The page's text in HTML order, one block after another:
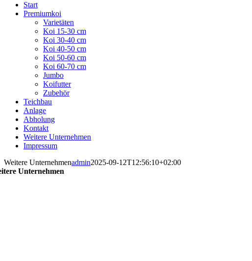
Start
Premiumkoi
Varietäten
Koi 15-30 cm
Koi 30-40 cm
Koi 40-50 cm
Koi 50-60 cm
Koi 60-70 cm
Jumbo
Koifutter
Zubehör
Teichbau
Anlage
Abholung
Kontakt
Weitere Unternehmen
Impressum
Weitere Unternehmenadmin2025-09-12T12:56:10+02:00
Unternehmen